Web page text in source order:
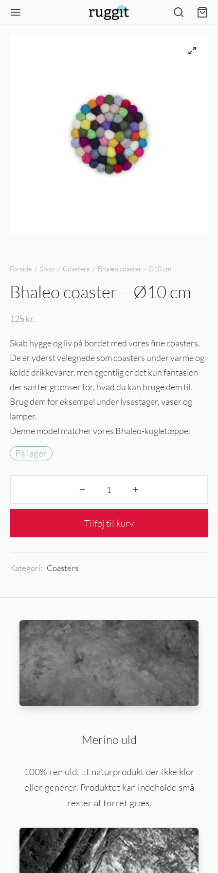
Forside / Shop / Coasters / Bhaleo coaster – Ø10 cm
Bhaleo coaster – Ø10 cm
125 kr.
Skab hygge og liv på bordet med vores fine coasters.
De er yderst velegnede som coasters under varme og
kolde drikkevarer, men egentlig er det kun fantasien
der sætter grænser for, hvad du kan bruge dem til.
Brug dem for eksempel under lysestager, vaser og
lamper.
Denne model matcher vores Bhaleo-kugletæppe.
På lager
Tilføj til kurv
Kategori: Coasters
Merino uld
100% ren uld. Et naturprodukt der ikke klør
eller generer. Produktet kan indeholde små
rester af tørret græs.